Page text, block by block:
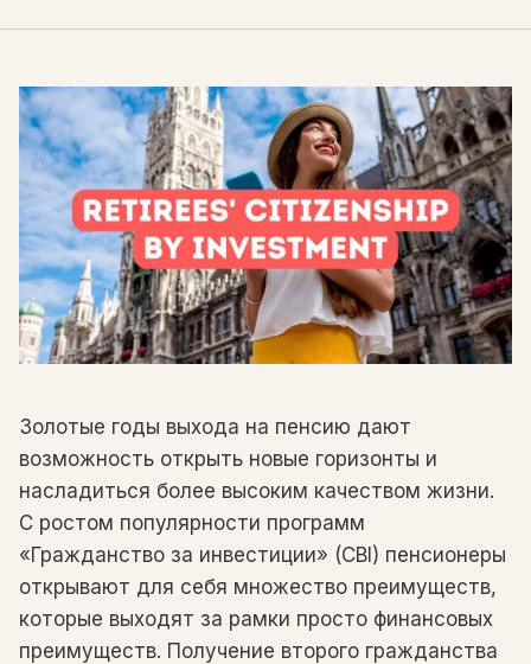
Золотые годы выхода на пенсию дают
возможность открыть новые горизонты и
насладиться более высоким качеством жизни.
С ростом популярности программ
«Гражданство за инвестиции» (CBI) пенсионеры
открывают для себя множество преимуществ,
которые выходят за рамки просто финансовых
преимуществ. Получение второго гражданства